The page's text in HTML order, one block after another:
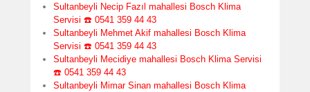
Sultanbeyli Necip Fazıl mahallesi Bosch Klima
Servisi ☎️ 0541 359 44 43
Sultanbeyli Mehmet Akif mahallesi Bosch Klima
Servisi ☎️ 0541 359 44 43
Sultanbeyli Mecidiye mahallesi Bosch Klima Servisi
☎️ 0541 359 44 43
Sultanbeyli Mimar Sinan mahallesi Bosch Klima